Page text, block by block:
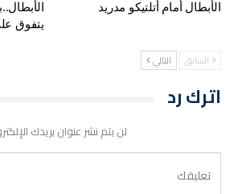
الأبطال أمام أتلتيكو مدريد
يتفوق
السابق التالي
اترك رد
لن يتم نشر عنوان بريدك